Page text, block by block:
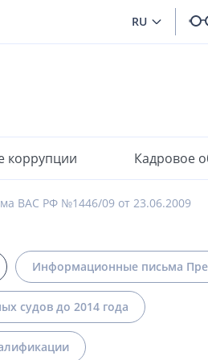
RU
коррупции Кадровое
ВАС РФ №1446/09 от 23.06.2009
Информационные письма
судов до 2014 года